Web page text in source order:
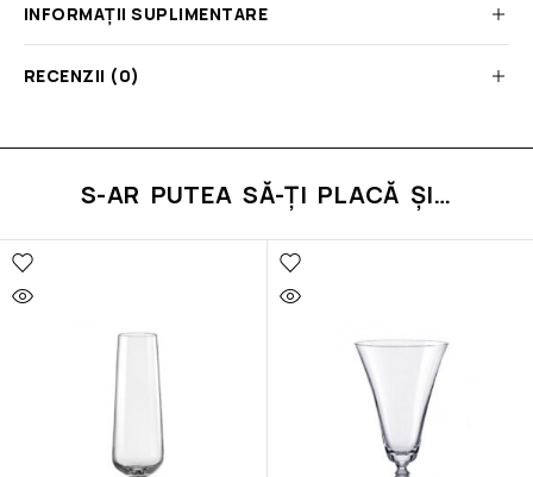
INFORMAȚII SUPLIMENTARE
RECENZII (0)
S-AR PUTEA SĂ-ȚI PLACĂ ȘI…